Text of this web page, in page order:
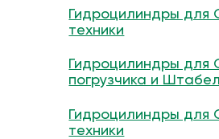
Гидроцилиндры для
техники
Гидроцилиндры для
погрузчика и
Гидроцилиндры для
техники